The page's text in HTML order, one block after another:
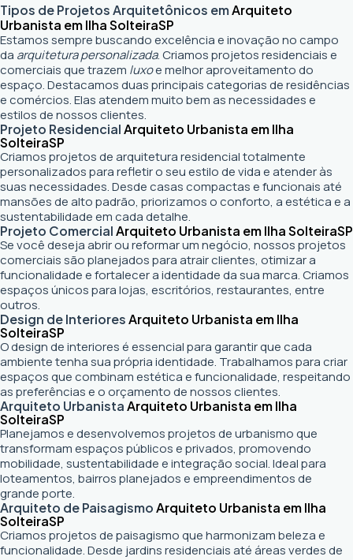
Tipos de Projetos Arquitetônicos emArquiteto
Urbanista em Ilha SolteiraSP
Estamos sempre buscando excelência e inovação no campo
da arquitetura personalizada. Criamos projetos residenciais e
comerciais que trazem luxoe melhor aproveitamento do
espaço. Destacamos duas principais categorias de residências
e comércios. Elas atendem muito bem as necessidades e
estilos de nossos clientes.
Projeto ResidencialArquiteto Urbanista em Ilha
SolteiraSP
Criamos projetos de arquitetura residencial totalmente
personalizados para refletir o seu estilo de vida e atender às
suas necessidades. Desde casas compactas e funcionais até
mansões de alto padrão, priorizamos o conforto, a estética e a
sustentabilidade em cada detalhe.
Projeto ComercialArquiteto Urbanista em Ilha SolteiraSP
Se você deseja abrir ou reformar um negócio, nossos projetos
comerciais são planejados para atrair clientes, otimizar a
funcionalidade e fortalecer a identidade da sua marca. Criamos
espaços únicos para lojas, escritórios, restaurantes, entre
outros.
Design de InterioresArquiteto Urbanista em Ilha
SolteiraSP
O design de interiores é essencial para garantir que cada
ambiente tenha sua própria identidade. Trabalhamos para criar
espaços que combinam estética e funcionalidade, respeitando
as preferências e o orçamento de nossos clientes.
Arquiteto UrbanistaArquiteto Urbanista em Ilha
SolteiraSP
Planejamos e desenvolvemos projetos de urbanismo que
transformam espaços públicos e privados, promovendo
mobilidade, sustentabilidade e integração social. Ideal para
loteamentos, bairros planejados e empreendimentos de
grande porte.
Arquiteto de PaisagismoArquiteto Urbanista em Ilha
SolteiraSP
Criamos projetos de paisagismo que harmonizam beleza e
funcionalidade. Desde jardins residenciais até áreas verdes de